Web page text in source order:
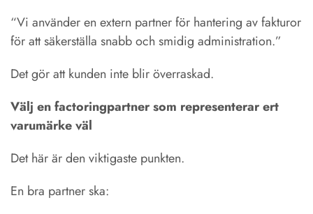
“Vi använder en extern partner för hantering av fakturor
för att säkerställa snabb och smidig administration.”
Det gör att kunden inte blir överraskad.
Välj en factoringpartner som representerar ert
varumärke väl
Det här är den viktigaste punkten.
En bra partner ska: